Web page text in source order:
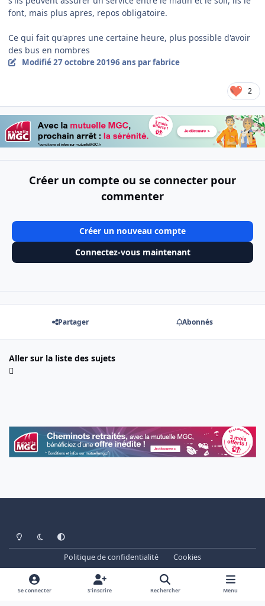
font, mais plus apres, repos obligatoire.
Ce qui fait qu'apres une certaine heure, plus possible d'avoir
des bus en nombres
Modifié27 octobre 20196 ans par fabrice
2
Créer un compte ou se connecter pour
commenter
Créer un nouveau compte
Connectez-vous maintenant
Partager Abonnés
Aller sur la liste des sujets
Light ModeDark ModeSystem Preference
Politique de confidentialité
Cookies
www.cheminots.net - Forum Libre depuis 2003
Powered by
Invision Community
Se connecter S’inscrire Rechercher Menu